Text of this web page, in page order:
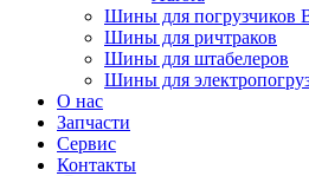
Шины для погрузчиков
Шины для ричтраков
Шины для штабелеров
Шины для
О нас
Запчасти
Сервис
Контакты